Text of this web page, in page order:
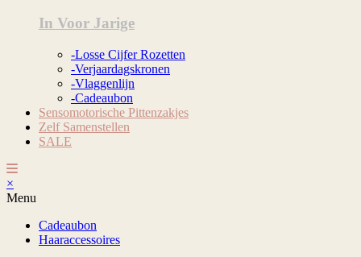
In Voor Jarige
-Losse Cijfer Rozetten
-Verjaardagskronen
-Vlaggenlijn
-Cadeaubon
Sensomotorische Pittenzakjes
Zelf Samenstellen
SALE
×
Menu
Cadeaubon
Haaraccessoires